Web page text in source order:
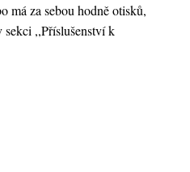
má za sebou hodně otisků,
,,Příslušenství k